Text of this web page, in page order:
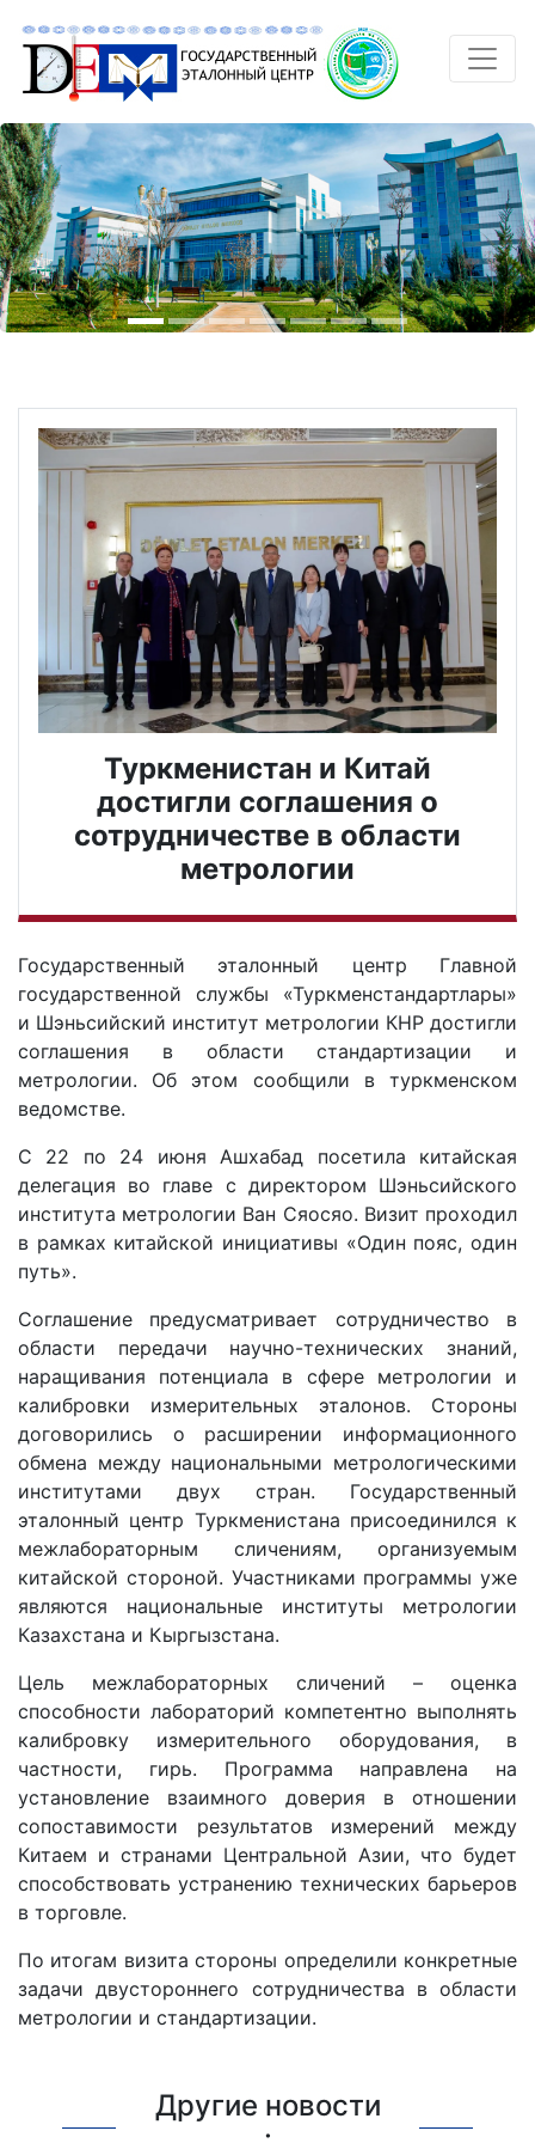
Туркменистан и Китай
достигли соглашения о
сотрудничестве в области
метрологии
Государственный эталонный центр Главной
государственной службы «Туркменстандартлары»
и Шэньсийский институт метрологии КНР достигли
соглашения в области стандартизации и
метрологии. Об этом сообщили в туркменском
ведомстве.
С 22 по 24 июня Ашхабад посетила китайская
делегация во главе с директором Шэньсийского
института метрологии Ван Сяосяо. Визит проходил
в рамках китайской инициативы «Один пояс, один
путь».
Соглашение предусматривает сотрудничество в
области передачи научно-технических знаний,
наращивания потенциала в сфере метрологии и
калибровки измерительных эталонов. Стороны
договорились о расширении информационного
обмена между национальными метрологическими
институтами двух стран. Государственный
эталонный центр Туркменистана присоединился к
межлабораторным сличениям, организуемым
китайской стороной. Участниками программы уже
являются национальные институты метрологии
Казахстана и Кыргызстана.
Цель межлабораторных сличений – оценка
способности лабораторий компетентно выполнять
калибровку измерительного оборудования, в
частности, гирь. Программа направлена на
установление взаимного доверия в отношении
сопоставимости результатов измерений между
Китаем и странами Центральной Азии, что будет
способствовать устранению технических барьеров
в торговле.
По итогам визита стороны определили конкретные
задачи двустороннего сотрудничества в области
метрологии и стандартизации.
Другие новости